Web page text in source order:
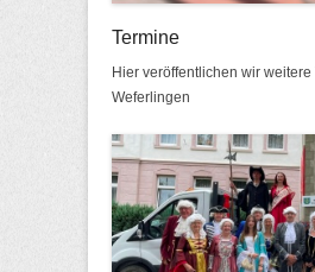
Termine
Hier veröffentlichen wir weitere
Weferlingen